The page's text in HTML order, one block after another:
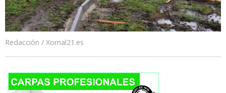
Redacción / Xornal21.es